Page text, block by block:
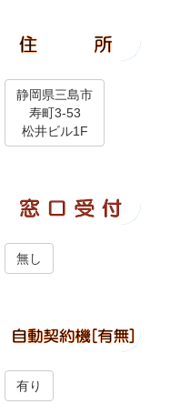
静岡県三島市
寿町3-53
松井ビル1F
無し
有り